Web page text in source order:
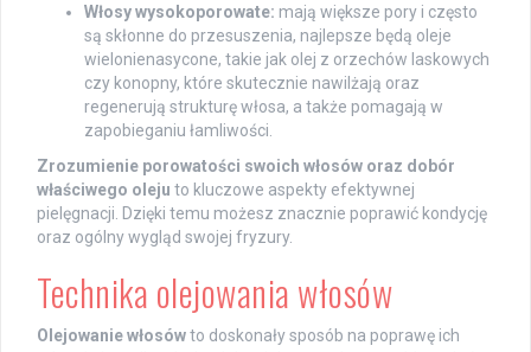
Włosy wysokoporowate: mają większe pory i często
są skłonne do przesuszenia, najlepsze będą oleje
wielonienasycone, takie jak olej z orzechów laskowych
czy konopny, które skutecznie nawilżają oraz
regenerują strukturę włosa, a także pomagają w
zapobieganiu łamliwości.
Zrozumienie porowatości swoich włosów oraz dobór
właściwego oleju to kluczowe aspekty efektywnej
pielęgnacji. Dzięki temu możesz znacznie poprawić kondycję
oraz ogólny wygląd swojej fryzury.
Technika olejowania włosów
Olejowanie włosówto doskonały sposób na poprawę ich